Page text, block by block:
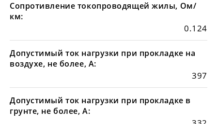
Сопротивление токопроводящей жилы, Ом/
км:
0.124
Допустимый ток нагрузки при прокладке на
воздухе, не более, А:
397
Допустимый ток нагрузки при прокладке в
грунте, не более, А: